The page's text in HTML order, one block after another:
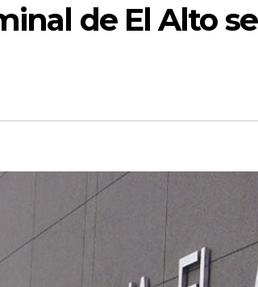
de El Alto se